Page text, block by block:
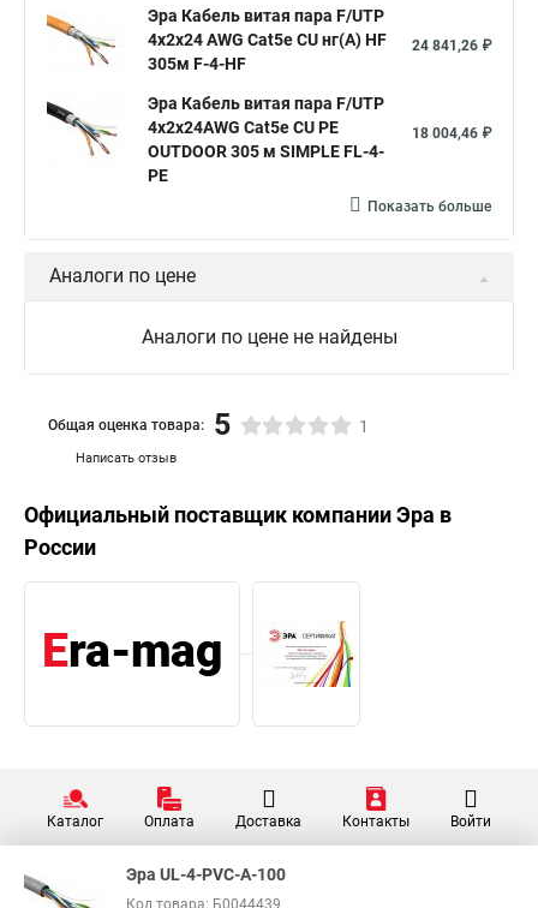
Эра Кабель витая пара F/UTP
4x2x24 AWG Cat5e CU нг(А) HF
305м F-4-HF
24 841,26 ₽
Эра Кабель витая пара F/UTP
4x2x24AWG Cat5e CU PE
OUTDOOR 305 м SIMPLE FL-4-
PE
18 004,46 ₽
Показать больше
Аналоги по цене
Аналоги по цене не найдены
Написать отзыв
Общая оценка товара: 5 1
Официальный поставщик компанииЭра в
России
Каталог Оплата Доставка Контакты Войти
Эра UL-4-PVC-A-100
Код товара: Б0044439